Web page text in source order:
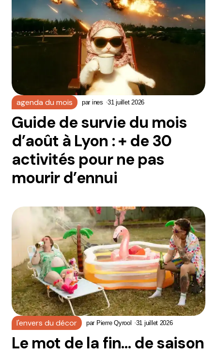
agenda du mois par ines 31 juillet 2026
Guide de survie du mois
d’août à Lyon : + de 30
activités pour ne pas
mourir d’ennui
l'envers du décor par Pierre Qyrool 31 juillet 2026
Le mot de la fin… de saison